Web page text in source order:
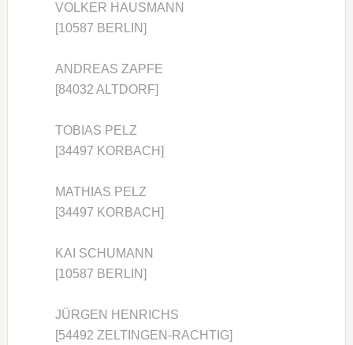
VOLKER HAUSMANN
[10587 BERLIN]
ANDREAS ZAPFE
[84032 ALTDORF]
TOBIAS PELZ
[34497 KORBACH]
MATHIAS PELZ
[34497 KORBACH]
KAI SCHUMANN
[10587 BERLIN]
JÜRGEN HENRICHS
[54492 ZELTINGEN-RACHTIG]